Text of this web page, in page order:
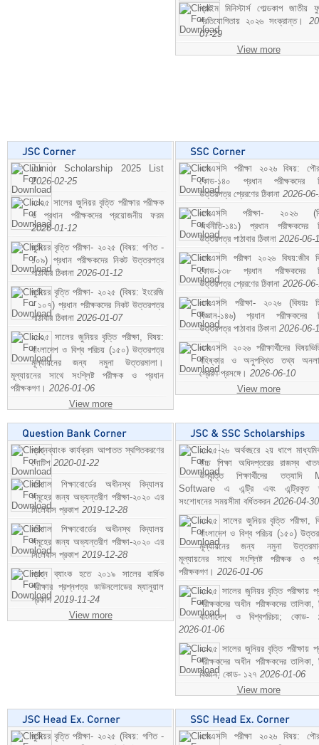
প্রাইম মিনিস্টার্স গোল্ডকাপ জাতীয়
প্রতিযোগিতায় ২০২৬ সংক্রান্ত।
07-29
View more
Junior Scholarship 2025 List
2026-02-25
২০২৫ সালের জুনিয়র বৃত্তি পরীক্ষার পরীক্ষক
ও প্রধান পরীক্ষকদের প্রয়োজনীয় ফরম
2026-01-12
জুনিয়র বৃত্তি পরীক্ষা- ২০২৫ (বিষয়: গণিত -
১০৯) প্রধান পরীক্ষকদের নিকট উত্তরপত্র
পাঠাবার ঠিকানা 2026-01-12
জুনিয়র বৃত্তি পরীক্ষা- ২০২৫ (বিষয়: ইংরেজি
- ১০৭) প্রধান পরীক্ষকদের নিকট উত্তরপত্র
পাঠাবার ঠিকানা 2026-01-07
২০২৫ সালের জুনিয়র বৃত্তি পরীক্ষা, বিষয়:
বাংলাদেশ ও বিশ্ব পরিচয় (১৫০) উত্তরপত্র
মূল্যায়নের জন্য নমুনা উত্তরমালা।
মূল্যায়নের সাথে সংশ্লিষ্ট পরীক্ষক ও প্রধান
পরীক্ষকগণ। 2026-01-06
View more
এসএসসি পরীক্ষা ২০২৬ বিষয়:
কোড-১৪০ প্রধান পরীক্ষকদের
উত্তরপত্র প্রেরণের ঠিকানা 2026-
এসএসসি পরীক্ষা- ২০২৬
অর্থনীতি-১৪১) প্রধান পরীক্ষকদের
উত্তরপত্র পাঠাবার ঠিকানা 2026-06-
এসএসসি পরীক্ষা ২০২৬ বিষয়:জীব
কোড-১৩৮ প্রধান পরীক্ষকদের
উত্তরপত্র প্রেরণের ঠিকানা 2026-
এসএসসি পরীক্ষা- ২০২৬ (বিষয়ঃ
বিজ্ঞান-১৪৬) প্রধান পরীক্ষকদের
উত্তরপত্র পাঠাবার ঠিকানা 2026-06-
এসএসসি ২০২৬ পরীক্ষার্থীদের
বহিষ্কার ও অনুপস্থিত তথ্য
প্রেরণ প্রসঙ্গে। 2026-06-10
View more
প্রশ্নব্যাংক কার্যক্রম আপাতত স্থগিতকরণের
নোটিশ 2020-01-22
বরিশাল শিক্ষাবোর্ডের অধীনস্থ বিদ্যালয়
সমূহের জন্য অভ্যন্তরীণ পরীক্ষা-২০২০ এর
সিলেবাস প্রকাশ 2019-12-28
বরিশাল শিক্ষাবোর্ডের অধীনস্থ বিদ্যালয়
সমূহের জন্য অভ্যন্তরীণ পরীক্ষা-২০২০ এর
সিলেবাস প্রকাশ 2019-12-28
প্রশ্ন ব্যাংক হতে ২০১৯ সালের বার্ষিক
পরীক্ষার প্রশ্নপত্র ডাউনলোডের ম্যানুয়াল
প্রকাশ 2019-11-24
View more
২০২৫-২৬ অর্থবছরে ২য় ধাপে
উচ্চ শিক্ষা অধিদপ্তরের রাজস্ব
উপবৃত্তি শিক্ষার্থীদের তত্যাদি
Software এ এন্ট্রি এবং এন্ট্রিকৃত
সংশোধনের সময়সীমা বর্ধিতকরন 2026-04-30
২০২৫ সালের জুনিয়র বৃত্তি পরীক্ষা,
বাংলাদেশ ও বিশ্ব পরিচয় (১৫০)
মূল্যায়নের জন্য নমুনা
মূল্যায়নের সাথে সংশ্লিষ্ট পরীক্ষক ও
পরীক্ষকগণ। 2026-01-06
২০২৫ সালের জুনিয়র বৃত্তি পরীক্ষায়
পরীক্ষকদের অধীন পরীক্ষকদের তালিকা,
বাংলাদেশ ও বিশ্বপরিচয়; কোড-
2026-01-06
২০২৫ সালের জুনিয়র বৃত্তি পরীক্ষায়
পরীক্ষকদের অধীন পরীক্ষকদের তালিকা,
বিজ্ঞান; কোড- ১২৭ 2026-01-06
View more
জুনিয়র বৃত্তি পরীক্ষা- ২০২৫ (বিষয়: গণিত -
এসএসসি পরীক্ষা ২০২৬ বিষয়: